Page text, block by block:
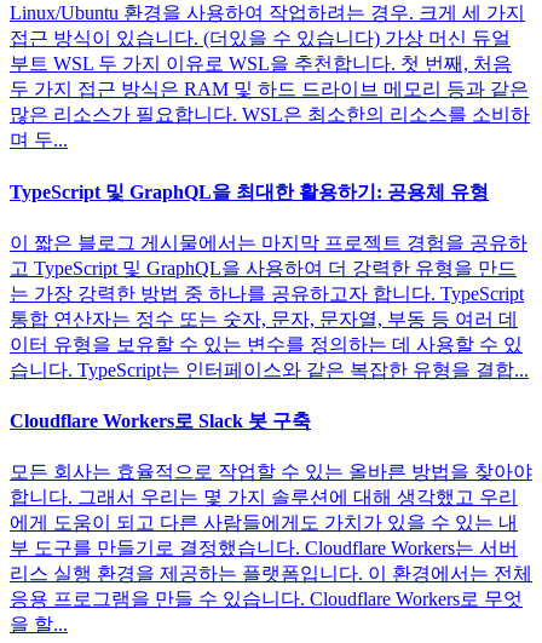
Linux/Ubuntu 환경을 사용하여 작업하려는 경우. 크게 세 가지
접근 방식이 있습니다. (더있을 수 있습니다) 가상 머신 듀얼
부트 WSL 두 가지 이유로 WSL을 추천합니다. 첫 번째, 처음
두 가지 접근 방식은 RAM 및 하드 드라이브 메모리 등과 같은
많은 리소스가 필요합니다. WSL은 최소한의 리소스를 소비하
며 두...
TypeScript 및 GraphQL을 최대한 활용하기: 공용체 유형
이 짧은 블로그 게시물에서는 마지막 프로젝트 경험을 공유하
고 TypeScript 및 GraphQL을 사용하여 더 강력한 유형을 만드
는 가장 강력한 방법 중 하나를 공유하고자 합니다. TypeScript
통합 연산자는 정수 또는 숫자, 문자, 문자열, 부동 등 여러 데
이터 유형을 보유할 수 있는 변수를 정의하는 데 사용할 수 있
습니다. TypeScript는 인터페이스와 같은 복잡한 유형을 결합...
Cloudflare Workers로 Slack 봇 구축
모든 회사는 효율적으로 작업할 수 있는 올바른 방법을 찾아야
합니다. 그래서 우리는 몇 가지 솔루션에 대해 생각했고 우리
에게 도움이 되고 다른 사람들에게도 가치가 있을 수 있는 내
부 도구를 만들기로 결정했습니다. Cloudflare Workers는 서버
리스 실행 환경을 제공하는 플랫폼입니다. 이 환경에서는 전체
응용 프로그램을 만들 수 있습니다. Cloudflare Workers로 무엇
을 할...